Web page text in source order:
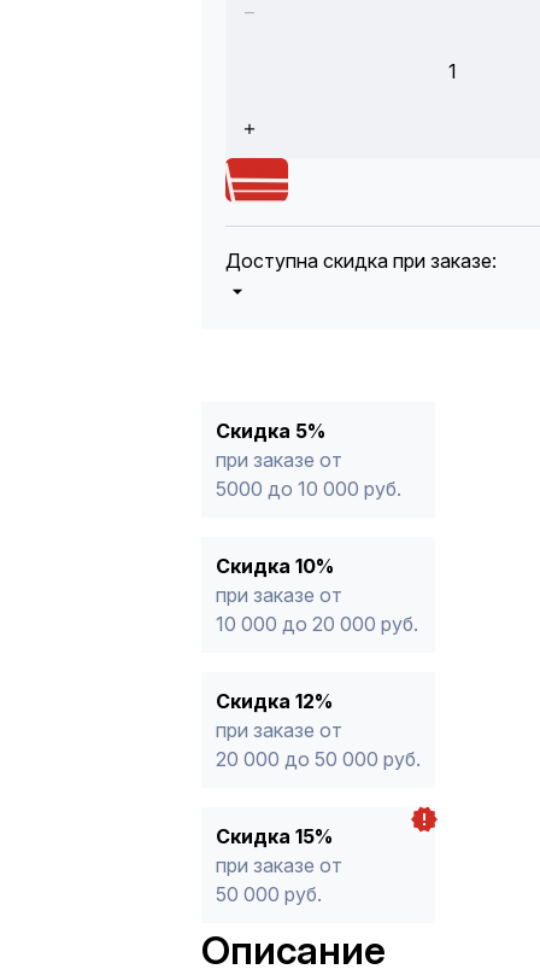
1
Доступна скидка при заказе:
* -Для заказов, состоящих
продукции, максимальная скидка
Скидка 5%
при заказе от
5000 до 10 000 руб.
Скидка 10%
при заказе от
10 000 до 20 000 руб.
Скидка 12%
при заказе от
20 000 до 50 000 руб.
Скидка 15%
при заказе от
50 000 руб.
Описание